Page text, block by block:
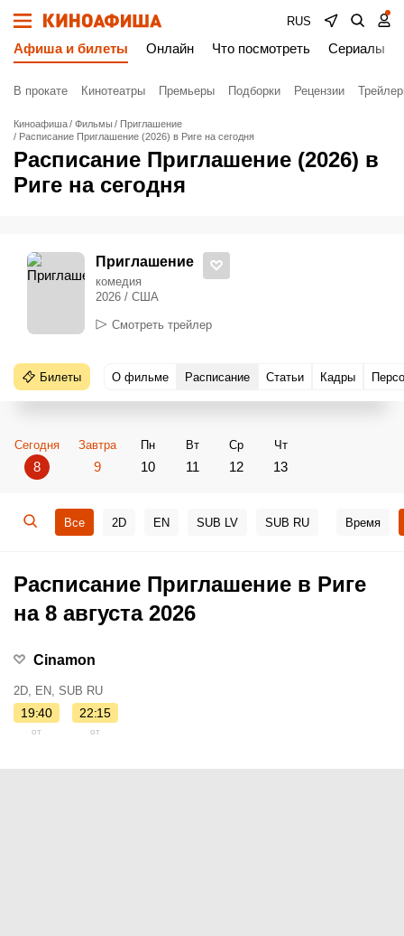
RUS
Афиша и билеты Онлайн Что посмотреть Сериалы
В прокате Кинотеатры Премьеры Подборки Рецензии
Киноафиша Фильмы
Приглашение
Расписание Приглашение (2026) в Риге на сегодня
Расписание Приглашение (2026) в
Риге на сегодня
Приглашение
комедия
2026 / США
Смотреть трейлер
Билеты О фильме Расписание Статьи Кадры
Сегодня
8
Завтра
9
Пн
10
Вт
11
Ср
12
Чт
13
Все 2D EN SUB LV SUB RU Время
Расписание Приглашение в Риге
на 8 августа 2026
Cinamon
2D, EN, SUB RU
19:40
от
22:15
от